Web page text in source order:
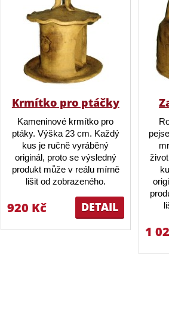
Krmítko pro ptáčky
Kameninové krmítko pro
ptáky. Výška 23 cm. Každý
kus je ručně vyráběný
originál, proto se výsledný
produkt může v reálu mírně
lišit od zobrazeného.
DETAIL
920 Kč
1